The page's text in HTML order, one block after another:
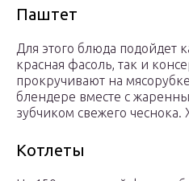
Паштет
Для этого блюда подойдет
красная фасоль, так и
прокручивают на
блендере вместе с
зубчиком свежего
Котлеты